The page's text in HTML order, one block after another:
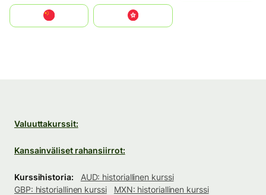
中國香港特別行政區
Valuuttakurssit:
Kansainväliset rahansiirrot:
Kurssihistoria:
AUD: historiallinen kurssi
GBP: historiallinen kurssi
MXN: historiallinen kurssi